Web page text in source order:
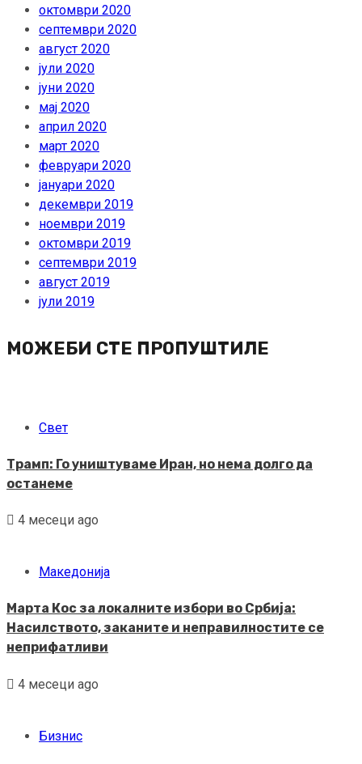
октомври 2020
септември 2020
август 2020
јули 2020
јуни 2020
мај 2020
април 2020
март 2020
февруари 2020
јануари 2020
декември 2019
ноември 2019
октомври 2019
септември 2019
август 2019
јули 2019
МОЖЕБИ СТЕ ПРОПУШТИЛЕ
Свет
Трамп: Го уништуваме Иран, но нема долго да
останеме
4 месеци ago
Македонија
Марта Кос за локалните избори во Србија:
Насилството, заканите и неправилностите се
неприфатливи
4 месеци ago
Бизнис